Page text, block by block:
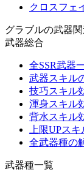
クロスフェ
グラブルの武器
武器総合
全SSR武器
武器スキル
技巧スキル
渾身スキル
背水スキル
上限UPス
全武器種の
武器種一覧